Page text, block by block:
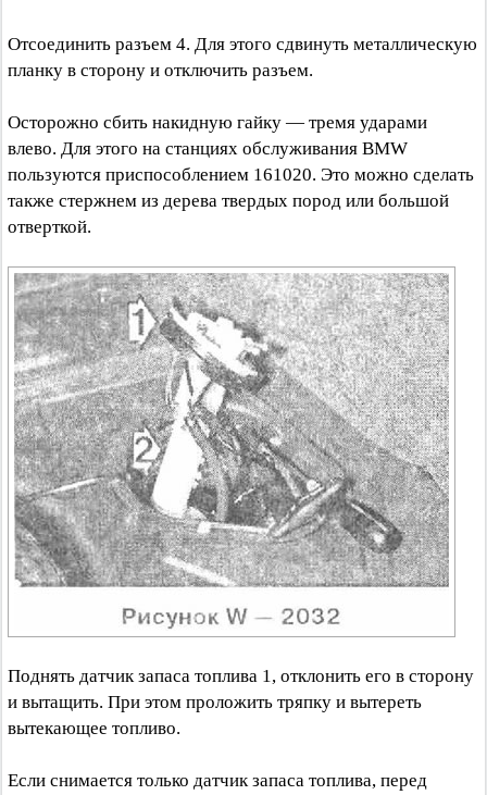
Отсоединить разъем 4. Для этого сдвинуть металлическую
планку в сторону и отключить разъем.
Осторожно сбить накидную гайку — тремя ударами
влево. Для этого на станциях обслуживания BMW
пользуются приспособлением 161020. Это можно сделать
также стержнем из дерева твердых пород или большой
отверткой.
Поднять датчик запаса топлива 1, отклонить его в сторону
и вытащить. При этом проложить тряпку и вытереть
вытекающее топливо.
Если снимается только датчик запаса топлива, перед